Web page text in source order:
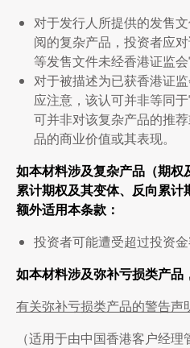
对于发行人所提供的发售
阅的复杂产品，投资者应
等发售文件未经香港证监会
对于被描述为已获香港证
应注意，该认可并非等同
可并非对该复杂产品的推
品的商业价值或其表现。
如本材料涉及复杂产品（期权
累计期权及其变体、反向累
额外适用本条款：
投资者可能遭受超过投资金
如本材料涉及弥补亏损类产品
有关弥补亏损类产品的警告声
（适用于由中国香港客户经理